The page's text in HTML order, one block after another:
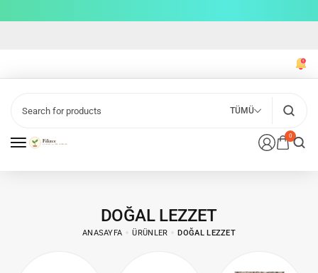
0
TÜMÜ
DOĞAL LEZZET
ANASAYFA ÜRÜNLER DOĞAL LEZZET